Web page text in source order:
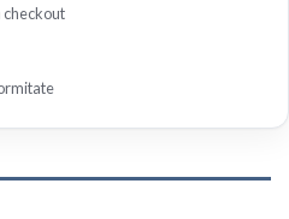
checkout